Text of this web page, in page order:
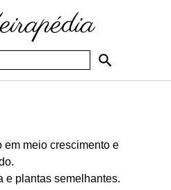
em meio crescimento e
e plantas semelhantes.